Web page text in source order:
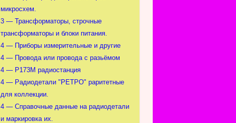
микросхем.
3 — Трансформаторы, строчные
трансформаторы и блоки питания.
4 — Приборы измерительные и другие
4 — Провода или провода с разьёмом
4 — Р173М радиостанция
4 — Радиодетали "РЕТРО" раритетные
для коллекции.
4 — Справочные данные на радиодетали
и маркировка их.